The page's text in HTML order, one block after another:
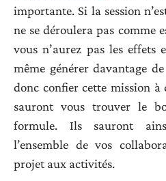
importante. Si la session
ne se déroulera pas comme
vous n’aurez pas les effets
même générer davantage
donc confier cette mission à
sauront vous trouver le
formule. Ils sauront
l’ensemble de vos
projet aux activités.